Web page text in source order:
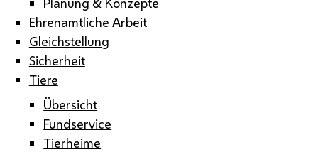
Ehrenamtliche Arbeit
Gleichstellung
Sicherheit
Tiere
Übersicht
Fundservice
Tierheime